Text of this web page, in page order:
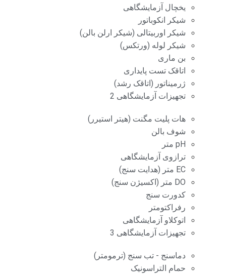
یخچال آزمایشگاهی
شیکر انکوباتور
شیکر اوربیتالی (شیکر ارلن بالن)
شیکر لوله (ورتکس)
بن ماری
اتاقک تست پایداری
ژرمیناتور (اتاقک رشد)
تجهیزات آزمایشگاهی 2
هات پلیت مگنت (هیتر استیرر)
شوف بالن
pH متر
ترازوی آزمایشگاهی
EC متر (هدایت سنج)
DO متر (اکسیژن سنج)
کدورت سنج
رفراکتومتر
اتوکلاو آزمایشگاهی
تجهیزات آزمایشگاهی 3
دماسنج - تب سنج (ترمومتر)
حمام التراسونیک